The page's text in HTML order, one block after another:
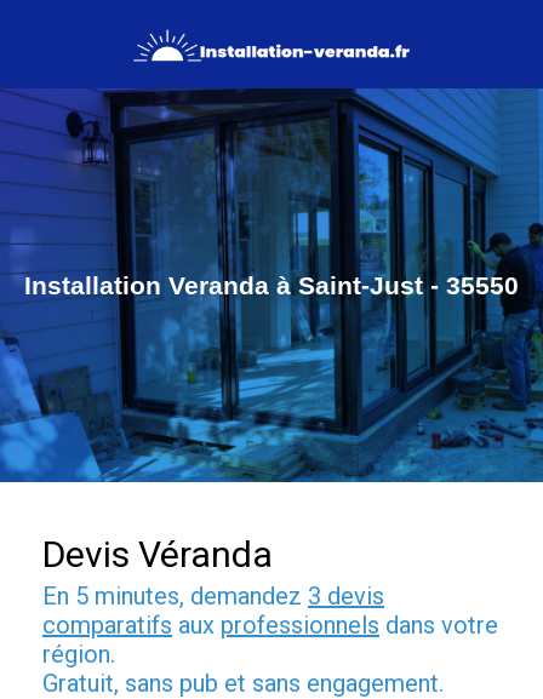
Installation Veranda à Saint-Just - 35550
Devis Véranda
En 5 minutes, demandez 3 devis
comparatifs aux professionnels dans votre
région.
Gratuit, sans pub et sans engagement.